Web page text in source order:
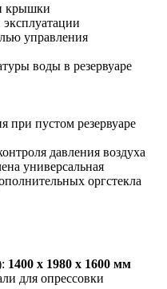
крышки
управления
воды в резервуаре
пустом резервуаре
давления воздуха
универсальная
оргстекла
1400 х 1980 х 1600 мм
для опрессовки